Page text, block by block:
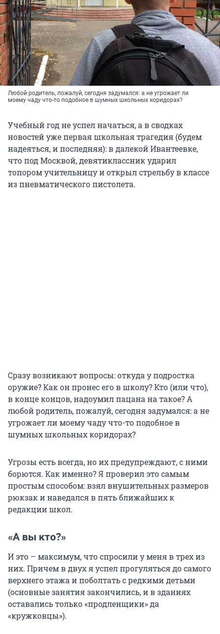
Любой родитель, пожалуй, сегодня задумался: а не угрожает ли
моему чаду что-то подобное в шумных школьных коридорах?
Учебный год не успел начаться, а в сводках
новостей уже первая школьная трагедия (будем
надеяться, и последняя): в далекой Ивантеевке,
что под Москвой, девятиклассник ударил
топором учительницу и открыл стрельбу в классе
из пневматического пистолета.
Сразу возникают вопросы: откуда у подростка
оружие? Как он пронес его в школу? Кто (или что),
в конце концов, надоумил пацана на такое? А
любой родитель, пожалуй, сегодня задумался: а не
угрожает ли моему чаду что-то подобное в
шумных школьных коридорах?
Угрозы есть всегда, но их предупреждают, с ними
борются. Как именно? Я проверил это самым
простым способом: взял внушительных размеров
рюкзак и наведался в пять ближайших к
редакции школ.
«А вы кто?»
И это – максимум, что спросили у меня в трех из
них. Причем в двух я успел прогуляться до самого
верхнего этажа и поболтать с редкими детьми
(основные занятия закончились, и в зданиях
оставались только «продленщики» да
«кружковцы»).